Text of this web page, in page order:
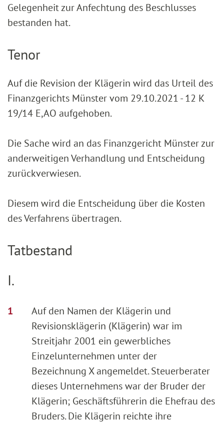
Gelegenheit zur Anfechtung des Beschlusses
bestanden hat.
Tenor
Auf die Revision der Klägerin wird das Urteil des
Finanzgerichts Münster vom 29.10.2021 - 12 K
19/14 E,AO aufgehoben.
Die Sache wird an das Finanzgericht Münster zur
anderweitigen Verhandlung und Entscheidung
zurückverwiesen.
Diesem wird die Entscheidung über die Kosten
des Verfahrens übertragen.
Tatbestand
I.
Auf den Namen der Klägerin und
Revisionsklägerin (Klägerin) war im
Streitjahr 2001 ein gewerbliches
Einzelunternehmen unter der
Bezeichnung X angemeldet. Steuerberater
dieses Unternehmens war der Bruder der
Klägerin; Geschäftsführerin die Ehefrau des
Bruders. Die Klägerin reichte ihre